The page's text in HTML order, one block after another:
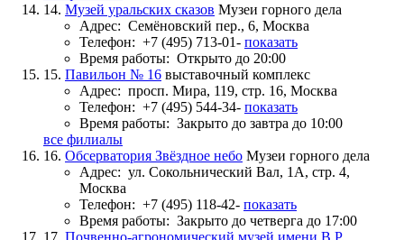
14. Музей уральских сказов Музеи горного дела
Адрес: Семёновский пер., 6, Москва
Телефон: +7 (495) 713-01- показать
Время работы: Открыто до 20:00
15. Павильон № 16 выставочный комплекс
Адрес: просп. Мира, 119, стр. 16, Москва
Телефон: +7 (495) 544-34- показать
Время работы: Закрыто до завтра до 10:00
все филиалы
16. Обсерватория Звёздное небо Музеи горного дела
Адрес: ул. Сокольнический Вал, 1А, стр. 4,
Москва
Телефон: +7 (495) 118-42- показать
Время работы: Закрыто до четверга до 17:00
17. Почвенно-агрономический музей имени В.Р.